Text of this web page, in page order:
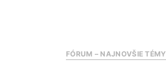
FÓRUM – NAJNOVŠIE TÉMY